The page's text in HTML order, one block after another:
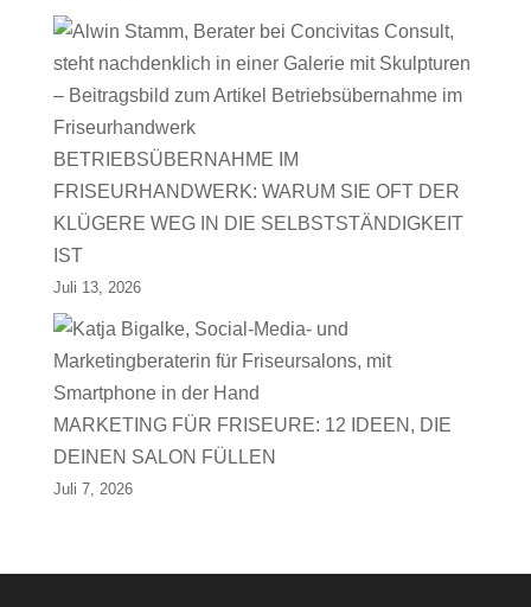
BETRIEBSÜBERNAHME IM
FRISEURHANDWERK: WARUM SIE OFT DER
KLÜGERE WEG IN DIE SELBSTSTÄNDIGKEIT
IST
Juli 13, 2026
MARKETING FÜR FRISEURE: 12 IDEEN, DIE
DEINEN SALON FÜLLEN
Juli 7, 2026